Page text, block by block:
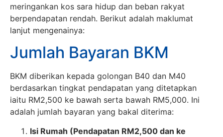
meringankan kos sara hidup dan beban rakyat
berpendapatan rendah. Berikut adalah maklumat
lanjut mengenainya:
Jumlah Bayaran BKM
BKM diberikan kepada golongan B40 dan M40
berdasarkan tingkat pendapatan yang ditetapkan
iaitu RM2,500 ke bawah serta bawah RM5,000. Ini
adalah jumlah bayaran yang bakal diterima:
Isi Rumah (Pendapatan RM2,500 dan ke